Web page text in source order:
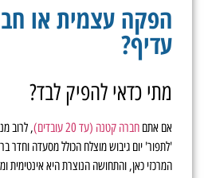
הפקה עצמית או
עדיף?
מתי כדאי להפיק לבד?
אם אתם חברה קטנה (עד 20 עובדים)
'לתפור' יום גיבוש מוצלח הכולל מסעדה וחדר
המרכזי כאן, והתחושה הנוצרת היא אינטימית